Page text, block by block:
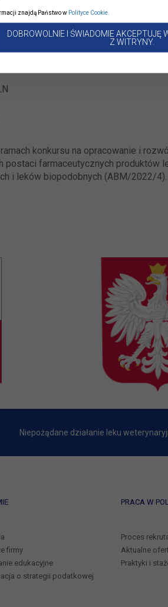
na przestrzeganie zaleceń
nowej formulacji będzie bardziej
Nowy produkt przyczyni
związanych z czasem trwania
konkursu na opracowanie i
postaci farmaceutycznych produktów
i leków biopodobnych (ABM/2022/4).
Niepożądane działanie leku
firmy
edukacyjne
o strategii podatkowej
PRACA W
Proces
Aktualne
Praktyki i
znajdą Państwo w Polityce Cookie.
DOBROWOLNIE I ŚWIADOMIE AKCEPTUJĘ
Z WITRYNY.